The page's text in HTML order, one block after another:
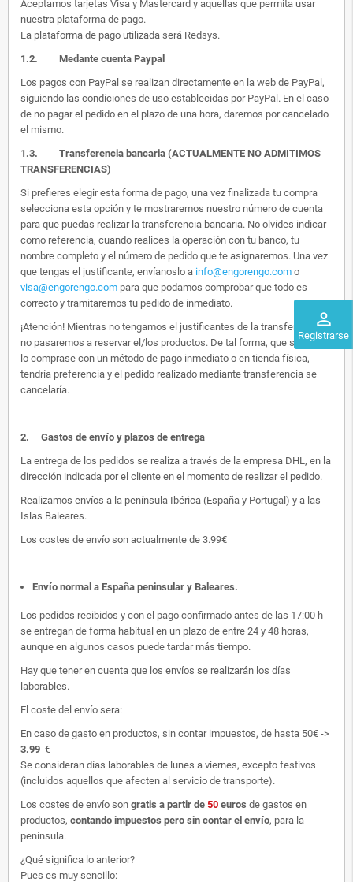
perm_identity
Registrarse
Aceptamos tarjetas Visa y Mastercard y aquellas que permita usar
nuestra plataforma de pago.
La plataforma de pago utilizada será Redsys.
1.2. Medante cuenta Paypal
Los pagos con PayPal se realizan directamente en la web de PayPal,
siguiendo las condiciones de uso establecidas por PayPal. En el caso
de no pagar el pedido en el plazo de una hora, daremos por cancelado
el mismo.
1.3. Transferencia bancaria (ACTUALMENTE NO ADMITIMOS
TRANSFERENCIAS)
Si prefieres elegir esta forma de pago, una vez finalizada tu compra
selecciona esta opción y te mostraremos nuestro número de cuenta
para que puedas realizar la transferencia bancaria. No olvides indicar
como referencia, cuando realices la operación con tu banco, tu
nombre completo y el número de pedido que te asignaremos. Una vez
que tengas el justificante, envíanoslo a info@engorengo.com o
visa@engorengo.com para que podamos comprobar que todo es
correcto y tramitaremos tu pedido de inmediato.
¡Atención! Mientras no tengamos el justificantes de la transferencia,
no pasaremos a reservar el/los productos. De tal forma, que si alguien
lo comprase con un método de pago inmediato o en tienda física,
tendría preferencia y el pedido realizado mediante transferencia se
cancelaría.
2. Gastos de envío y plazos de entrega
La entrega de los pedidos se realiza a través de la empresa DHL, en la
dirección indicada por el cliente en el momento de realizar el pedido.
Realizamos envíos a la península Ibérica (España y Portugal) y a las
Islas Baleares.
Los costes de envío son actualmente de 3.99€
Envío normal a España peninsular y Baleares.
Los pedidos recibidos y con el pago confirmado antes de las 17:00 h
se entregan de forma habitual en un plazo de entre 24 y 48 horas,
aunque en algunos casos puede tardar más tiempo.
Hay que tener en cuenta que los envíos se realizarán los días
laborables.
El coste del envío sera:
En caso de gasto en productos, sin contar impuestos, de hasta 50€ ->
3.99 €
Se consideran días laborables de lunes a viernes, excepto festivos
(incluidos aquellos que afecten al servicio de transporte).
Los costes de envío son gratis a partir de 50 euros de gastos en
productos, contando impuestos pero sin contar el envío, para la
península.
¿Qué significa lo anterior?
Pues es muy sencillo: